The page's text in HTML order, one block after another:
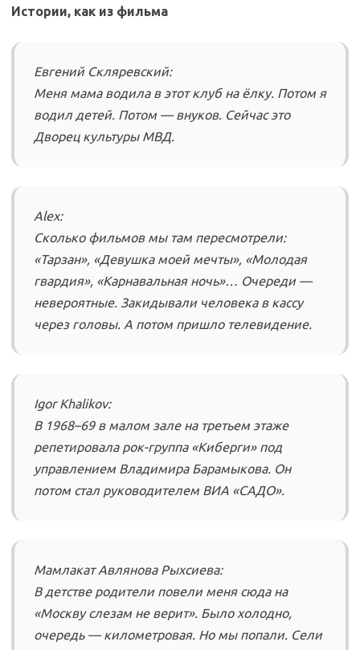
Истории, как из фильма
Евгений Скляревский:
Меня мама водила в этот клуб на ёлку. Потом я
водил детей. Потом — внуков. Сейчас это
Дворец культуры МВД.
Alex:
Сколько фильмов мы там пересмотрели:
«Тарзан», «Девушка моей мечты», «Молодая
гвардия», «Карнавальная ночь»… Очереди —
невероятные. Закидывали человека в кассу
через головы. А потом пришло телевидение.
Igor Khalikov:
В 1968–69 в малом зале на третьем этаже
репетировала рок-группа «Киберги» под
управлением Владимира Барамыкова. Он
потом стал руководителем ВИА «САДО».
Мамлакат Авлянова Рыхсиева:
В детстве родители повели меня сюда на
«Москву слезам не верит». Было холодно,
очередь — километровая. Но мы попали. Сели